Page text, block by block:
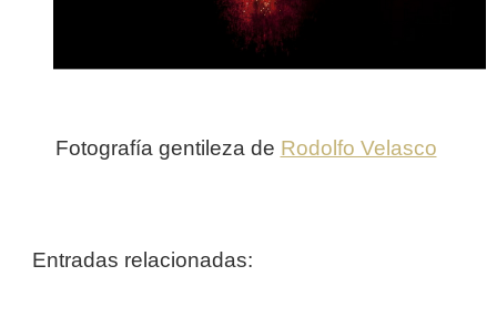
Fotografía gentileza de Rodolfo Velasco
Entradas relacionadas: